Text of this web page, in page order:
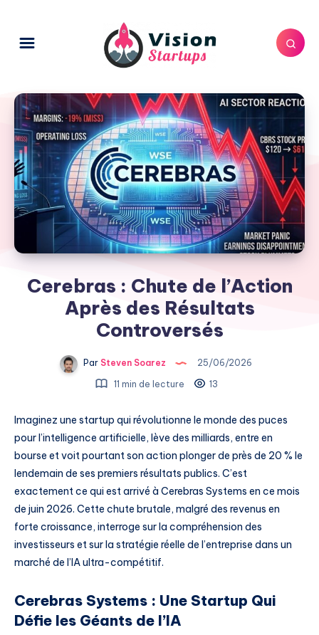
Cerebras : Chute de l’Action
Après des Résultats
Controversés
Par Steven Soarez
25/06/2026
11 min de lecture
13
Imaginez une startup qui révolutionne le monde des puces
pour l’intelligence artificielle, lève des milliards, entre en
bourse et voit pourtant son action plonger de près de 20 % le
lendemain de ses premiers résultats publics. C’est
exactement ce qui est arrivé à Cerebras Systems en ce mois
de juin 2026. Cette chute brutale, malgré des revenus en
forte croissance, interroge sur la compréhension des
investisseurs et sur la stratégie réelle de l’entreprise dans un
marché de l’IA ultra-compétitif.
Cerebras Systems : Une Startup Qui
Défie les Géants de l’IA